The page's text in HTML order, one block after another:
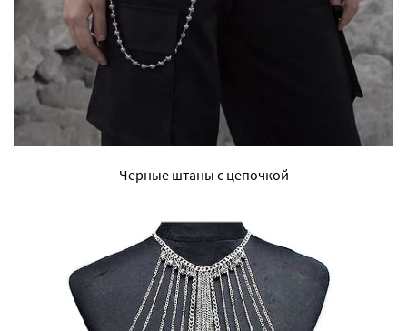
Черные штаны с цепочкой